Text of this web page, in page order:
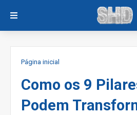
Página inicial
Como os 9
Podem